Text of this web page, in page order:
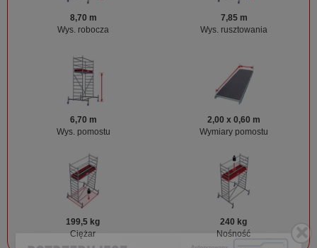
8,70 m
Wys. robocza
7,85 m
Wys. rusztowania
6,70 m
Wys. pomostu
2,00 x 0,60 m
Wymiary pomostu
199,5 kg
Ciężar
240 kg
Nośność